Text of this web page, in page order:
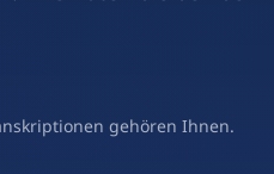
gehören Ihnen.